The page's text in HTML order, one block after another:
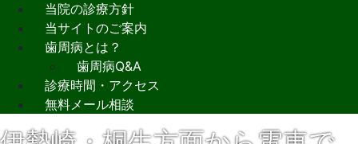
当院の診療方針
当サイトのご案内
歯周病とは？
歯周病Q&A
診療時間・アクセス
無料メール相談